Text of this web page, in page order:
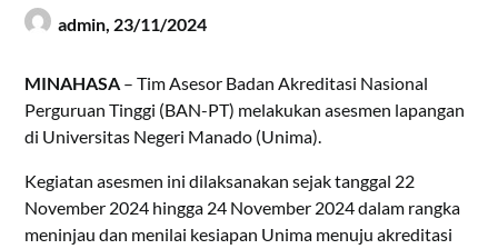
admin, 23/11/2024
MINAHASA – Tim Asesor Badan Akreditasi Nasional
Perguruan Tinggi (BAN-PT) melakukan asesmen lapangan
di Universitas Negeri Manado (Unima).
Kegiatan asesmen ini dilaksanakan sejak tanggal 22
November 2024 hingga 24 November 2024 dalam rangka
meninjau dan menilai kesiapan Unima menuju akreditasi